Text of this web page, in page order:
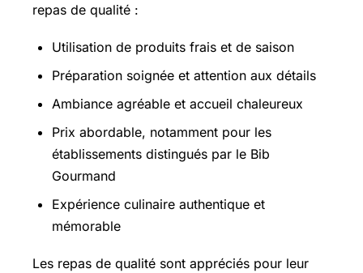
repas de qualité :
Utilisation de produits frais et de saison
Préparation soignée et attention aux détails
Ambiance agréable et accueil chaleureux
Prix abordable, notamment pour les
établissements distingués par le Bib
Gourmand
Expérience culinaire authentique et
mémorable
Les repas de qualité sont appréciés pour leur